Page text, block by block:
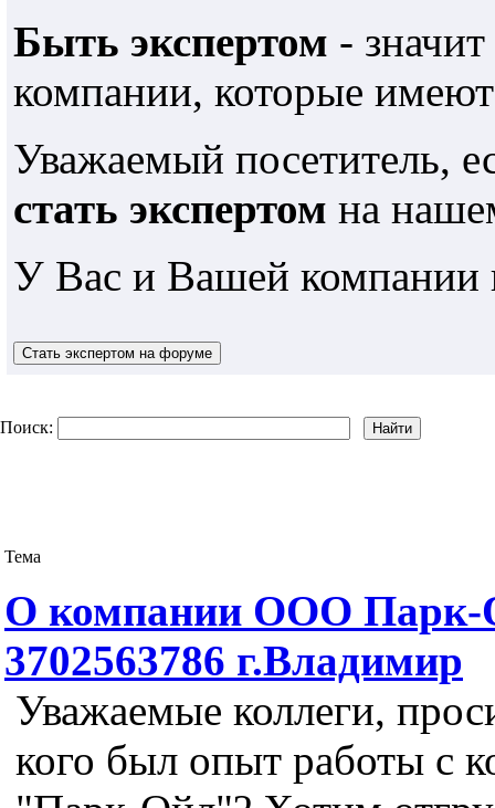
Быть экспертом -
компании, которые
Уважаемый посетитель,
стать экспертом на
У Вас и Вашей компании
Поиск:
Тема
О компании ООО
3702563786 г.Владимир
Уважаемые коллеги,
кого был опыт работы с